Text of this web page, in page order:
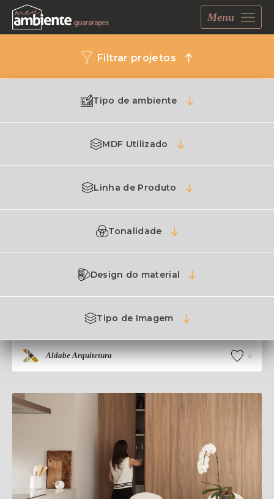
Menu
Filtrar projetos
Tipo de ambiente
MDF Utilizado
Linha de Produto
Tonalidade
Design do material
Tipo de Imagem
NEO OLHOS
Aldabe Arquitetura 4